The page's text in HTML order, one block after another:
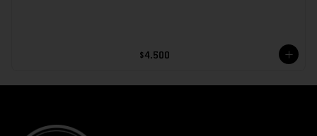
$4.500